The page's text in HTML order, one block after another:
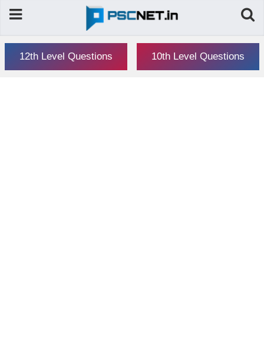
12th Level Questions 10th Level Questions